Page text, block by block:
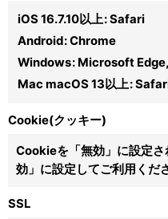
iOS 16.7.10以上:Safari
Android:Chrome
Windows: Microsoft Edge,
Mac macOS 13以上:
Cookie(クッキー)
Cookieを「無効」に設定
効」に設定してご利用くだ
SSL